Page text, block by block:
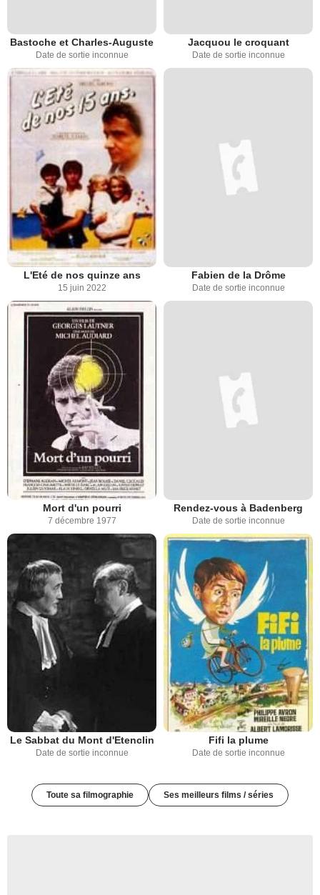
Bastoche et Charles-Auguste
Date de sortie inconnue
Jacquou le croquant
Date de sortie inconnue
L'Eté de nos quinze ans
15 juin 2022
Fabien de la Drôme
Date de sortie inconnue
Mort d'un pourri
7 décembre 1977
Rendez-vous à Badenberg
Date de sortie inconnue
Le Sabbat du Mont d'Etenclin
Date de sortie inconnue
Fifi la plume
Date de sortie inconnue
Toute sa filmographie Ses meilleurs films / séries